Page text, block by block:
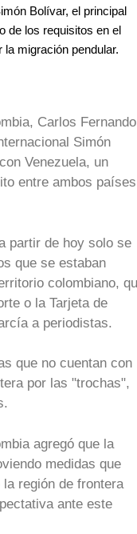
Bolívar, el principal
de los requisitos en el
migración pendular.
Carlos Fernando
Simón
Venezuela, un
entre ambos países
partir de hoy solo se
que se estaban
colombiano,
o la Tarjeta de
a periodistas.
que no cuentan con
por las "trochas",
agregó que la
medidas que
región de frontera
ante este